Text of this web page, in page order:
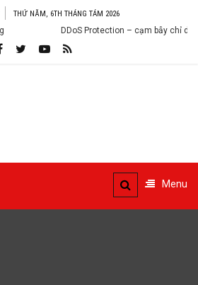
THỨ NĂM, 6TH THÁNG TÁM 2026
DDoS Protection – cạm bẫy chỉ dựa
Menu